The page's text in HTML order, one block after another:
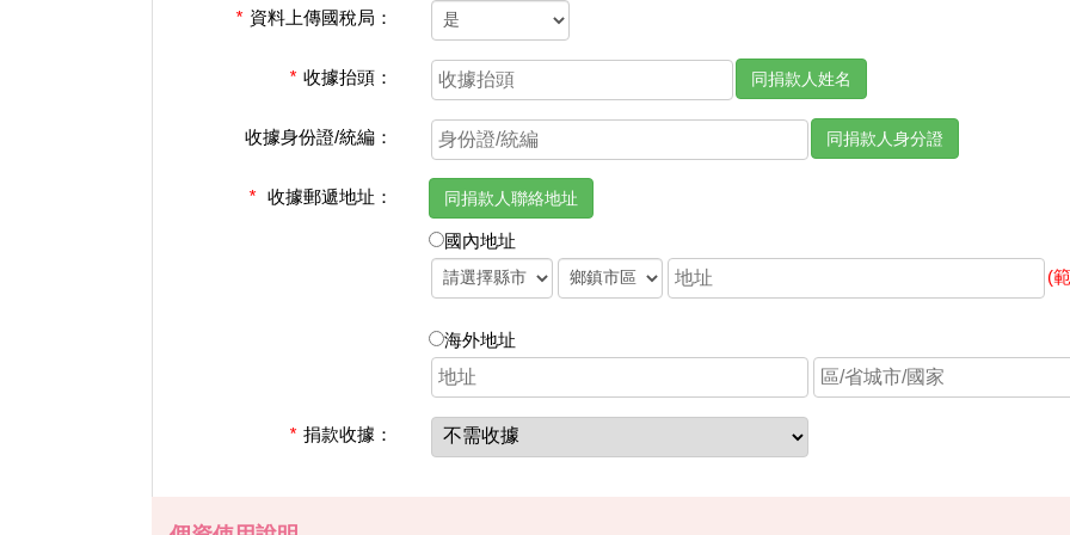
* 資料上傳國稅局：
* 收據抬頭： 同捐款人姓名
收據身份證/統編： 同捐款人身分證
* 收據郵遞地址： 同捐款人聯絡地址
國內地址
(
海外地址
* 捐款收據：